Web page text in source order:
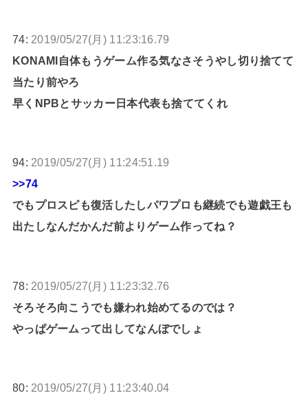
74: 2019/05/27(月) 11:23:16.79
KONAMI自体もうゲーム作る気なさそうやし切り捨てて
当たり前やろ
早くNPBとサッカー日本代表も捨ててくれ
94: 2019/05/27(月) 11:24:51.19
>>74
でもプロスピも復活したしパワプロも継続でも遊戯王も
出たしなんだかんだ前よりゲーム作ってね？
78: 2019/05/27(月) 11:23:32.76
そろそろ向こうでも嫌われ始めてるのでは？
やっぱゲームって出してなんぼでしょ
80: 2019/05/27(月) 11:23:40.04